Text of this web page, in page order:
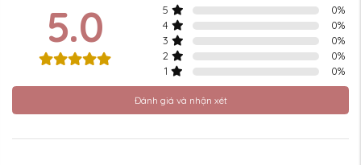
5.0 5 0%
4
0%
3
0%
2
0%
1
0%
Đánh giá và nhận xét